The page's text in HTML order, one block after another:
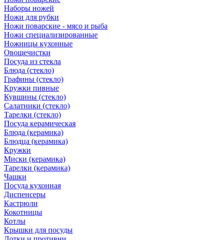
Наборы ножей
Ножи для рубки
Ножи поварские - мясо и рыба
Ножи специализированные
Ножницы кухонные
Овощечистки
Посуда из стекла
Блюда (стекло)
Графины (стекло)
Кружки пивные
Кувшины (стекло)
Салатники (стекло)
Тарелки (стекло)
Посуда керамическая
Блюда (керамика)
Блюдца (керамика)
Кружки
Миски (керамика)
Тарелки (керамика)
Чашки
Посуда кухонная
Диспенсеры
Кастрюли
Кокотницы
Котлы
Крышки для посуды